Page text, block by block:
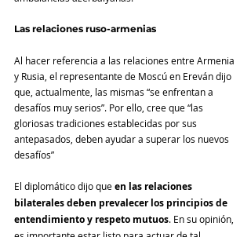
Las relaciones ruso-armenias
Al hacer referencia a las relaciones entre Armenia
y Rusia, el representante de Moscú en Ereván dijo
que, actualmente, las mismas “se enfrentan a
desafíos muy serios”. Por ello, cree que “las
gloriosas tradiciones establecidas por sus
antepasados, deben ayudar a superar los nuevos
desafíos”
El diplomático dijo que en las relaciones
bilaterales deben prevalecer los principios de
entendimiento y respeto mutuos. En su opinión,